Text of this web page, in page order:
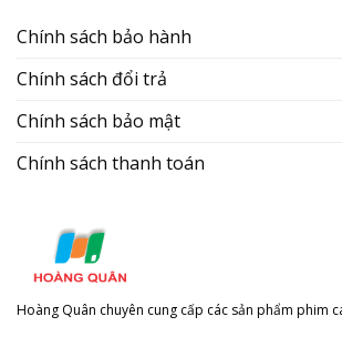
Chính sách bảo hành
Chính sách đổi trả
Chính sách bảo mật
Chính sách thanh toán
Hoàng Quân chuyên cung cấp các sản phẩm phim